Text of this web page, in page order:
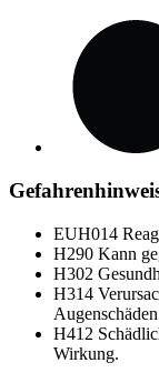
EUH014
H290 Kann
H302
H314
H412
Wirkung.